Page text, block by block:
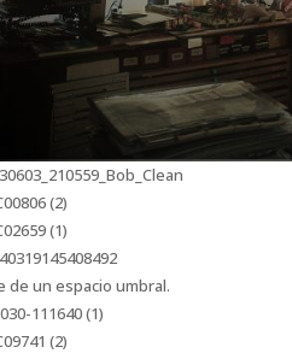
de un espacio umbral.